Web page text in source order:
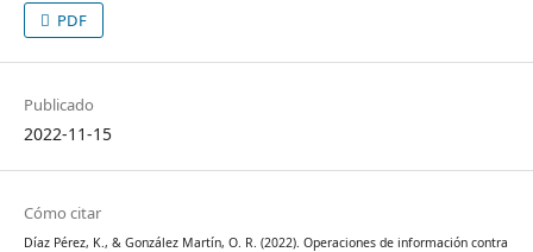
PDF
Publicado
2022-11-15
Cómo citar
Díaz Pérez, K., & González Martín, O. R. (2022). Operaciones de información contra